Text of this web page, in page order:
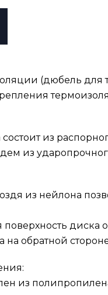
(дюбель для
состоит из
из
из нейлона
диска
на обратной
из